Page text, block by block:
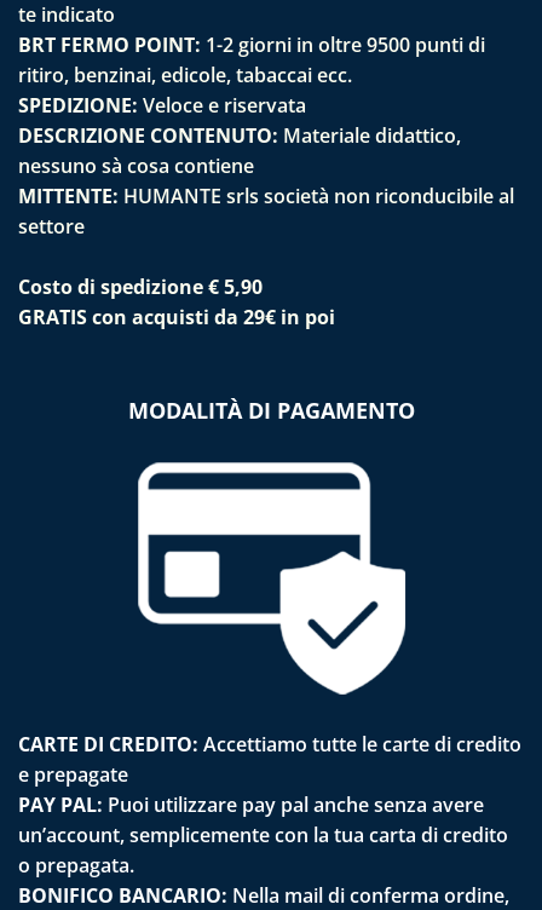
te indicato
BRT FERMO POINT: 1-2 giorni in oltre 9500 punti di
ritiro, benzinai, edicole, tabaccai ecc.
SPEDIZIONE: Veloce e riservata
DESCRIZIONE CONTENUTO: Materiale didattico,
nessuno sà cosa contiene
MITTENTE: HUMANTE srls società non riconducibile al
settore
Costo di spedizione € 5,90
GRATIS con acquisti da 29€ in poi
MODALITÀ DI PAGAMENTO
CARTE DI CREDITO: Accettiamo tutte le carte di credito
e prepagate
PAY PAL: Puoi utilizzare pay pal anche senza avere
un’account, semplicemente con la tua carta di credito
o prepagata.
BONIFICO BANCARIO: Nella mail di conferma ordine,